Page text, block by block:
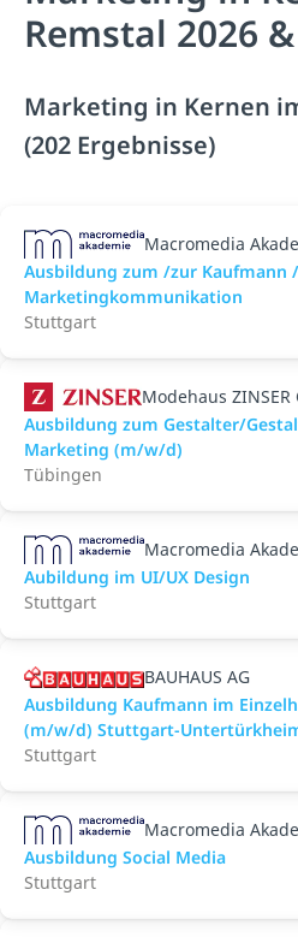
Remstal 2026
Marketing in Kernen
(202 Ergebnisse)
Macromedia
Ausbildung zum /zur Kaufmann
Marketingkommunikation
Stuttgart
Modehaus ZINSER
Ausbildung zum Gestalter/
Marketing (m/w/d)
Tübingen
Macromedia
Aubildung im UI/UX Design
Stuttgart
BAUHAUS AG
Ausbildung Kaufmann im
(m/w/d) Stuttgart-
Stuttgart
Macromedia
Ausbildung Social Media
Stuttgart